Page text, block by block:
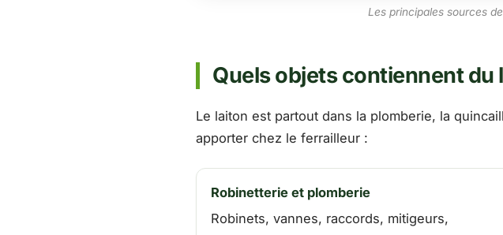
Les principales sources
Quels objets contiennent du
Le laiton est partout dans la plomberie, la
apporter chez le ferrailleur :
Robinetterie et plomberie
Robinets, vannes, raccords, mitigeurs,